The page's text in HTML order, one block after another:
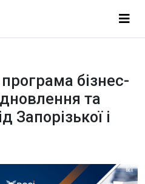
програма бізнес-
та
Запорізької і